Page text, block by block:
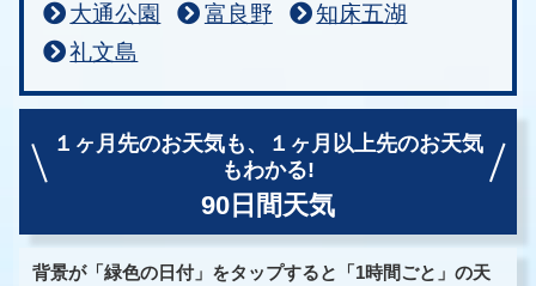
大通公園
富良野
知床五湖
礼文島
１ヶ月先のお天気も、
１ヶ月以上先のお天気
もわかる!
90日間天気
背景が「緑色の日付」をタップすると「1時間ごと」の天